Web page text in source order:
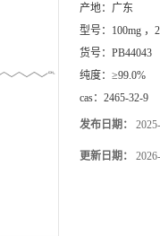
产地： 广东
型号： 100mg ，
货号： PB44043
纯度： ≥99.0%
cas： 2465-32-9
发布日期：
更新日期：